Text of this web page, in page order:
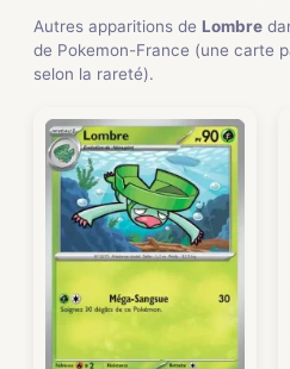
Autres apparitions de Lombre
de Pokemon-France (une carte
selon la rareté).